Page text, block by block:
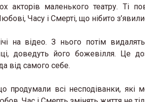
акторів маленького театру. Ті
Часу і Смерті, що нібито
на відео. З нього потім
доведуть його божевілля. Це
від самого себе.
продумали всі несподіванки, які